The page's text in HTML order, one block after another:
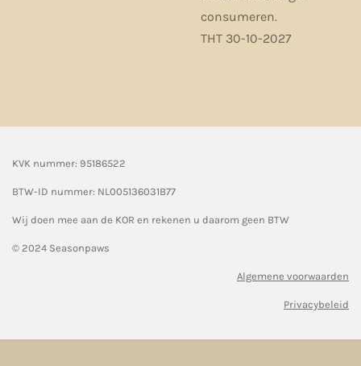
consumeren.
THT 30-10-2027
KVK nummer: 95186522
BTW-ID nummer: NL005136031B77
Wij doen mee aan de KOR en rekenen u daarom geen BTW
© 2024 Seasonpaws
Algemene voorwaarden
Privacybeleid